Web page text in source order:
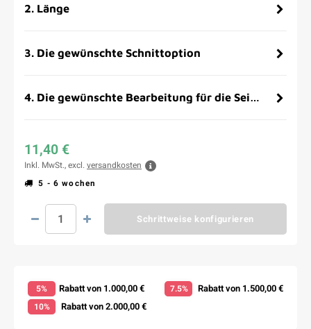
2. Länge
3. Die gewünschte Schnittoption
4. Die gewünschte Bearbeitung für die Seitenflächen
11,40 €
Inkl. MwSt., excl. versandkosten
5 - 6 wochen
Schrittweise konfigurieren
5% Rabatt von 1.000,00 € 7.5% Rabatt von 1.500,00 €
10% Rabatt von 2.000,00 €